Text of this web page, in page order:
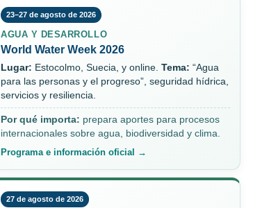
23–27 de agosto de 2026
AGUA Y DESARROLLO
World Water Week 2026
Lugar: Estocolmo, Suecia, y online. Tema: “Agua
para las personas y el progreso”, seguridad hídrica,
servicios y resiliencia.
Por qué importa: prepara aportes para procesos
internacionales sobre agua, biodiversidad y clima.
Programa e información oficial →
27 de agosto de 2026